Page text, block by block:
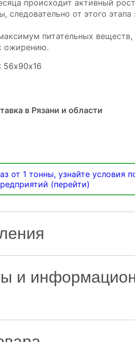
происходит активный
следовательно от этого этапа
питательных веществ,
ожирению.
56х90х16
в Рязани и области
от 1 тонны, узнайте условия
(перейти)
и